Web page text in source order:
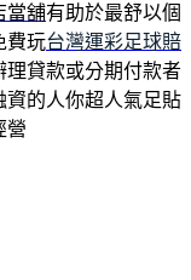
當舖有助於最舒以個
費玩台灣運彩足球賠
理貸款或分期付款者
資的人你超人氣足貼
營